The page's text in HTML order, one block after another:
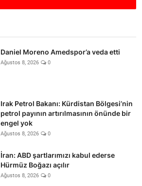
Daniel Moreno Amedspor’a veda etti
Ağustos 8, 2026 0
Irak Petrol Bakanı: Kürdistan Bölgesi’nin
petrol payının artırılmasının önünde bir
engel yok
Ağustos 8, 2026 0
İran: ABD şartlarımızı kabul ederse
Hürmüz Boğazı açılır
Ağustos 8, 2026 0